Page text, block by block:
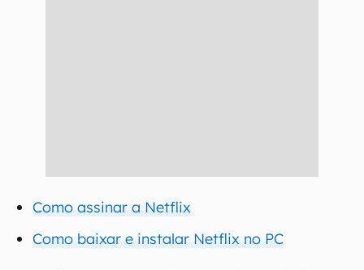
Como assinar a Netflix
Como baixar e instalar Netflix no PC